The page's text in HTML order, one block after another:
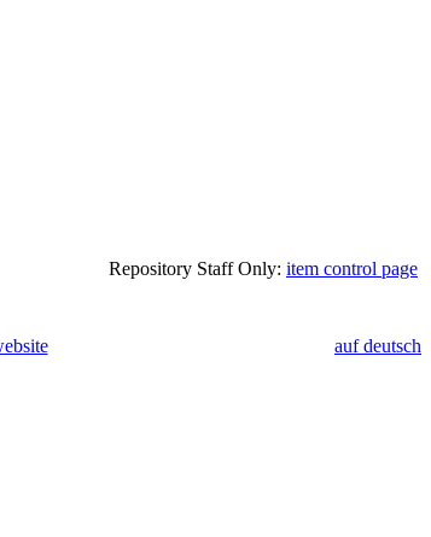
Repository Staff Only: item control page
auf deutsch